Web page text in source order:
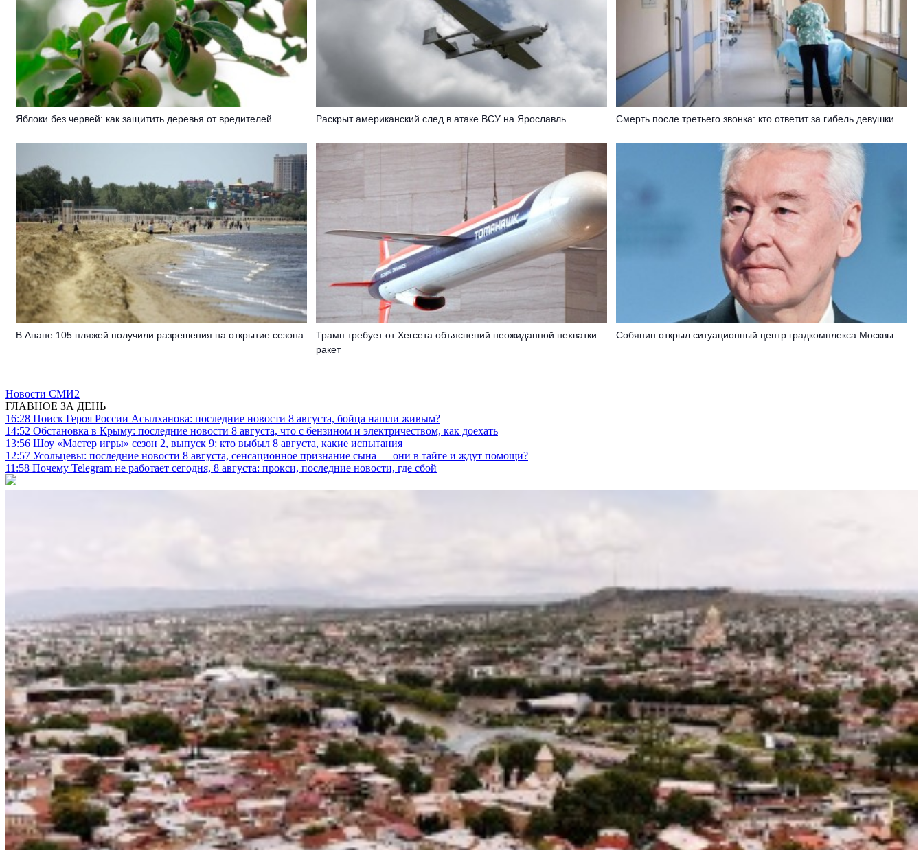
Яблоки без червей: как защитить деревья от вредителей Раскрыт американский след в атаке ВСУ на Ярославль Смерть после третьего звонка: кто ответит за гибель девушки
В Анапе 105 пляжей получили разрешения на открытие сезона
Трамп требует от Хегсета объяснений неожиданной нехватки
ракет
Собянин открыл ситуационный центр градкомплекса Москвы
Новости СМИ2
ГЛАВНОЕ ЗА ДЕНЬ
16:28 Поиск Героя России Асылханова: последние новости 8 августа, бойца нашли живым?
14:52 Обстановка в Крыму: последние новости 8 августа, что с бензином и электричеством, как доехать
13:56 Шоу «Мастер игры» сезон 2, выпуск 9: кто выбыл 8 августа, какие испытания
12:57 Усольцевы: последние новости 8 августа, сенсационное признание сына — они в тайге и ждут помощи?
11:58 Почему Telegram не работает сегодня, 8 августа: прокси, последние новости, где сбой